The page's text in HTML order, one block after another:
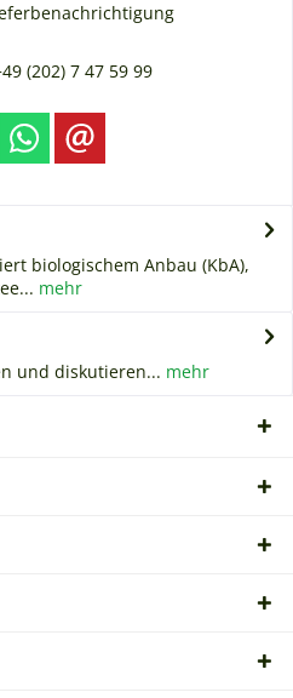
(202) 7 47 59 99
biologischem Anbau (KbA),
mehr
und diskutieren... mehr